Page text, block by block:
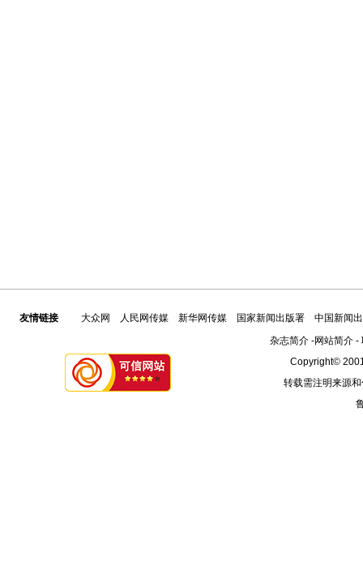
友情链接 大众网 人民网传媒 新华网传媒 国家新闻出版署
中国新闻
杂志简介-网站简介-
Copyright©
转载需注明来源